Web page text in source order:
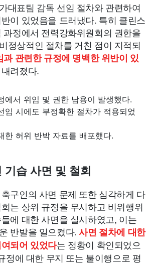
대표팀 감독 선임 절차와 관련하여
이 있었음을 드러냈다. 특히 클린스
과정에서 전력강화위원회의 권한을
정상적인 절차를 거친 점이 지적되
과 관련한 규정에 명백한 위반이 있
려졌다.
에서 위임 및 권한 남용이 발생했다.
임 시에도 부정확한 절차가 적용되었
한 허위 반박 자료를 배포했다.
기습 사면 및 철회
구인의 사면 문제 또한 심각하게 다
는 상위 규정을 무시하고 비위행위
에 대한 사면을 실시하였고, 이는
반발을 일으켰다.사면 절차에 대한
되어 있었다는 정황이 확인되었으
정에 대한 무지 또는 불이행으로 평